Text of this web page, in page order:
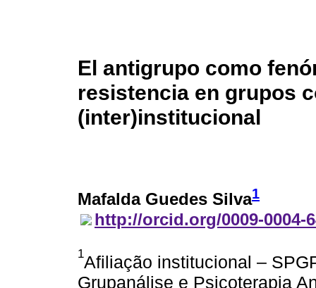
El antigrupo como
resistencia en grupos
(inter)institucional
Mafalda Guedes Silva1
http://orcid.org/0009-0004-
1Afiliação institucional –
Grupanálise e Psicoterapia